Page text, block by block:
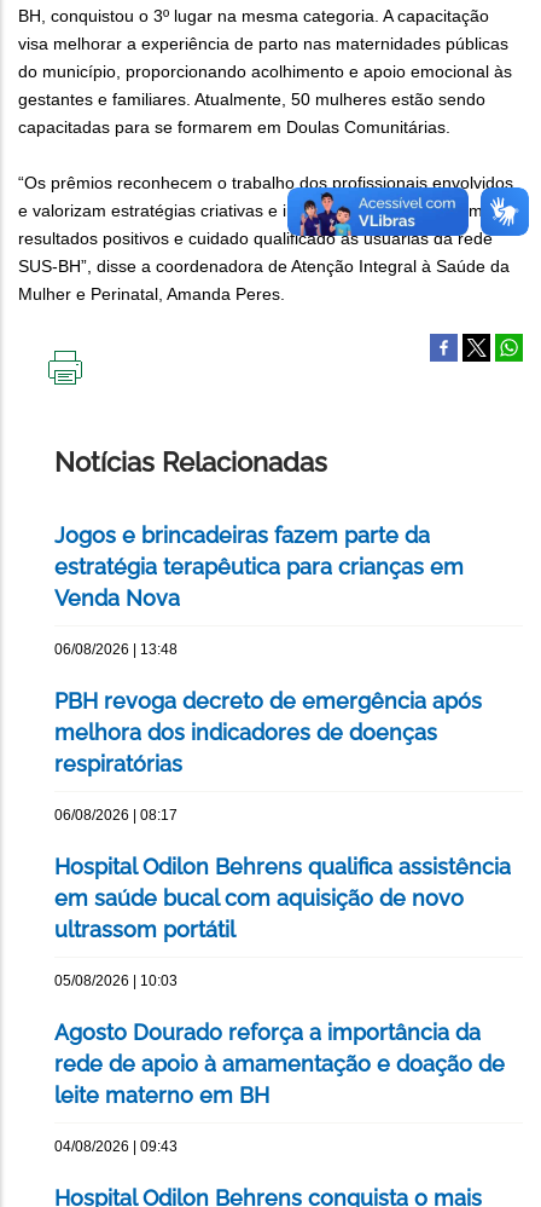
BH, conquistou o 3º lugar na mesma categoria. A capacitação
visa melhorar a experiência de parto nas maternidades públicas
do município, proporcionando acolhimento e apoio emocional às
gestantes e familiares. Atualmente, 50 mulheres estão sendo
capacitadas para se formarem em Doulas Comunitárias.
“Os prêmios reconhecem o trabalho dos profissionais envolvidos
e valorizam estratégias criativas e inovadoras que produzem
resultados positivos e cuidado qualificado às usuárias da rede
SUS-BH”, disse a coordenadora de Atenção Integral à Saúde da
Mulher e Perinatal, Amanda Peres.
Notícias Relacionadas
Jogos e brincadeiras fazem parte da
estratégia terapêutica para crianças em
Venda Nova
06/08/2026 | 13:48
PBH revoga decreto de emergência após
melhora dos indicadores de doenças
respiratórias
06/08/2026 | 08:17
Hospital Odilon Behrens qualifica assistência
em saúde bucal com aquisição de novo
ultrassom portátil
05/08/2026 | 10:03
Agosto Dourado reforça a importância da
rede de apoio à amamentação e doação de
leite materno em BH
04/08/2026 | 09:43
Hospital Odilon Behrens conquista o mais